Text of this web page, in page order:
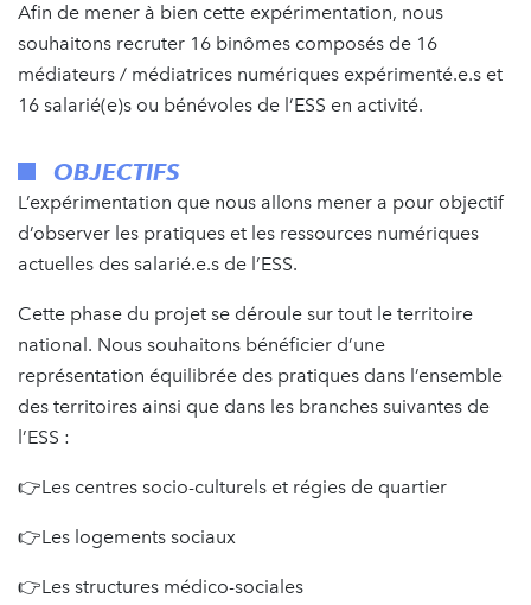
Afin de mener à bien cette expérimentation, nous
souhaitons recruter 16 binômes composés de 16
médiateurs / médiatrices numériques expérimenté.e.s et
16 salarié(e)s ou bénévoles de l’ESS en activité.
OBJECTIFS
L’expérimentation que nous allons mener a pour objectif
d’observer les pratiques et les ressources numériques
actuelles des salarié.e.s de l’ESS.
Cette phase du projet se déroule sur tout le territoire
national. Nous souhaitons bénéficier d’une
représentation équilibrée des pratiques dans l’ensemble
des territoires ainsi que dans les branches suivantes de
l’ESS :
👉Les centres socio-culturels et régies de quartier
👉Les logements sociaux
👉Les structures médico-sociales